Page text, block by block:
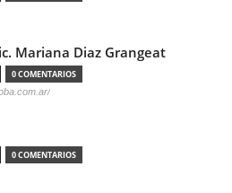
Mariana Diaz Grangeat
0 COMENTARIOS
0 COMENTARIOS